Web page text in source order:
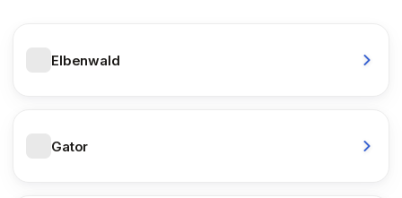
Elbenwald
Gator